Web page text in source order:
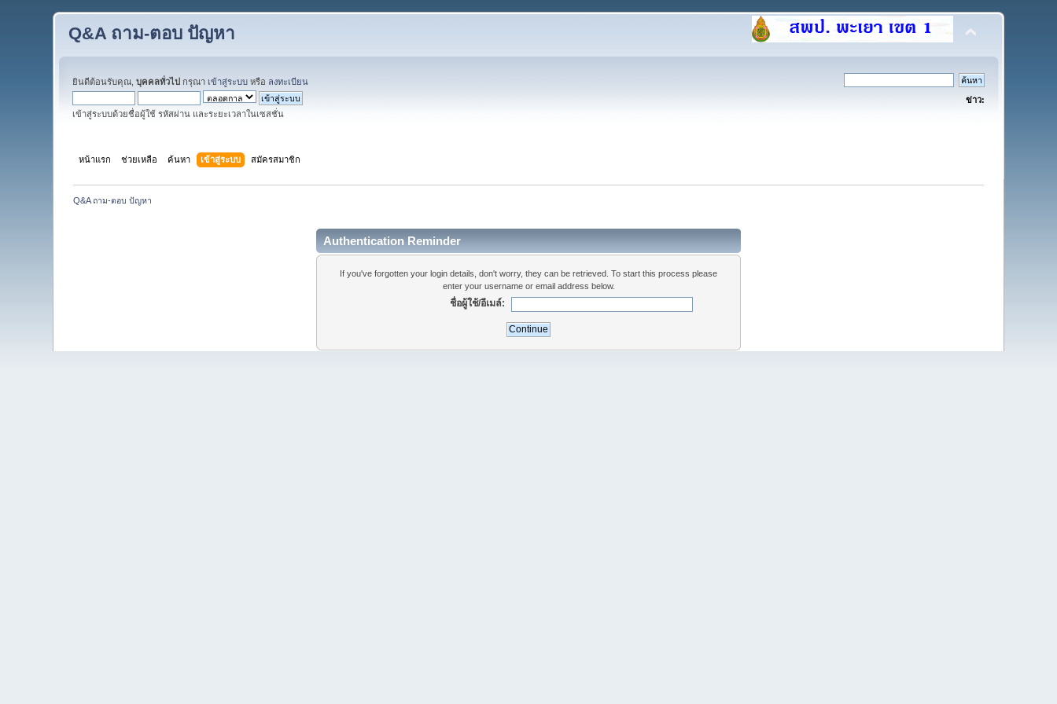
Q&A ถาม-ตอบ ปัญหา
ยินดีต้อนรับคุณ,บุคคลทั่วไป กรุณา เข้าสู่ระบบ หรือ ลงทะเบียน
เข้าสู่ระบบด้วยชื่อผู้ใช้ รหัสผ่าน และระยะเวลาในเซสชั่น
ข่าว:
หน้าแรก ช่วยเหลือ ค้นหา เข้าสู่ระบบ สมัครสมาชิก
Q&A ถาม-ตอบ ปัญหา
Authentication Reminder
If you've forgotten your login details, don't worry, they can be retrieved. To start this process please
enter your username or email address below.
ชื่อผู้ใช้/อีเมล์: